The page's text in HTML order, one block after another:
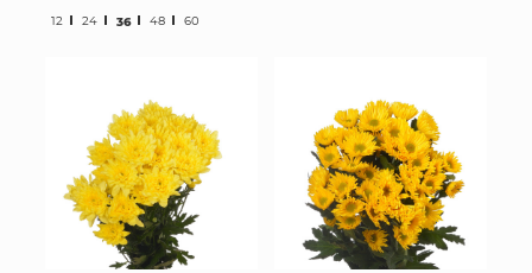
ГРУНТЫ И УДОБРЕНИЯ
ПРЕДМЕТЫ ИНТЕРЬЕРА
12 24 36 48 60